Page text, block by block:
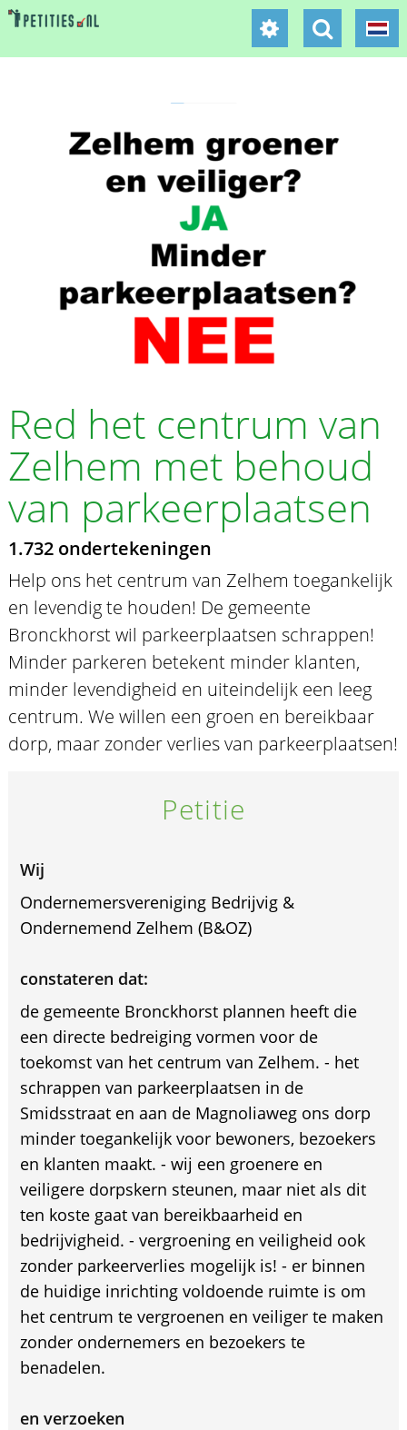
Red het centrum van
Zelhem met behoud
van parkeerplaatsen
1.732 ondertekeningen
Help ons het centrum van Zelhem toegankelijk
en levendig te houden! De gemeente
Bronckhorst wil parkeerplaatsen schrappen!
Minder parkeren betekent minder klanten,
minder levendigheid en uiteindelijk een leeg
centrum. We willen een groen en bereikbaar
dorp, maar zonder verlies van parkeerplaatsen!
Petitie
Wij
Ondernemersvereniging Bedrijvig &
Ondernemend Zelhem (B&OZ)
constateren dat:
de gemeente Bronckhorst plannen heeft die
een directe bedreiging vormen voor de
toekomst van het centrum van Zelhem. - het
schrappen van parkeerplaatsen in de
Smidsstraat en aan de Magnoliaweg ons dorp
minder toegankelijk voor bewoners, bezoekers
en klanten maakt. - wij een groenere en
veiligere dorpskern steunen, maar niet als dit
ten koste gaat van bereikbaarheid en
bedrijvigheid. - vergroening en veiligheid ook
zonder parkeerverlies mogelijk is! - er binnen
de huidige inrichting voldoende ruimte is om
het centrum te vergroenen en veiliger te maken
zonder ondernemers en bezoekers te
benadelen.
en verzoeken